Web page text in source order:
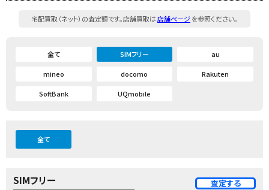
宅配買取（ネット）の査定額です。店舗買取は店舗ページを参照ください。
全て SIMフリー au
mineo docomo Rakuten
SoftBank UQmobile
全て
SIMフリー 査定する